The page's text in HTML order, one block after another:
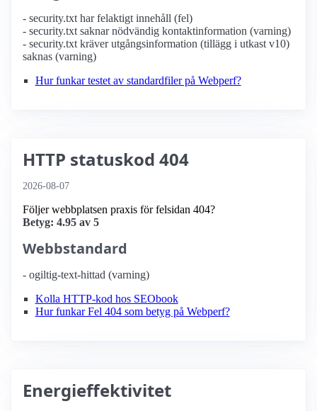
- security.txt har felaktigt innehåll (fel)
- security.txt saknar nödvändig kontaktinformation (varning)
- security.txt kräver utgångsinformation (tillägg i utkast v10)
saknas (varning)
Hur funkar testet av standardfiler på Webperf?
HTTP statuskod 404
2026-08-07
Följer webbplatsen praxis för felsidan 404?
Betyg: 4.95 av 5
Webbstandard
- ogiltig-text-hittad (varning)
Kolla HTTP-kod hos SEObook
Hur funkar Fel 404 som betyg på Webperf?
Energieffektivitet